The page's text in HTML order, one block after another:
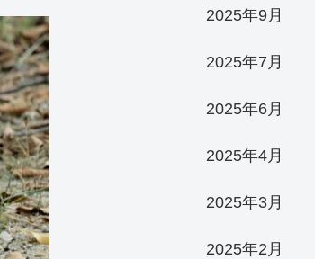
2025年9月
2025年7月
2025年6月
2025年4月
2025年3月
2025年2月